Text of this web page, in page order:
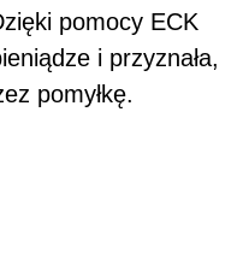
pomocy ECK
i przyznała,
pomyłkę.